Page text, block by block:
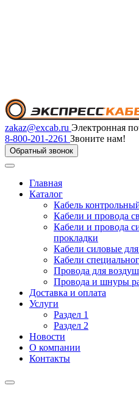
zakaz@excab.ru Электронная
8-800-201-2261 Звоните нам!
Обратный звонок
Главная
Каталог
Кабель
Кабели и провода
Кабели и провода
прокладки
Кабели силовые
Кабели
Провода для
Провода и шнуры
Доставка и оплата
Услуги
Раздел 1
Раздел 2
Новости
О компании
Контакты